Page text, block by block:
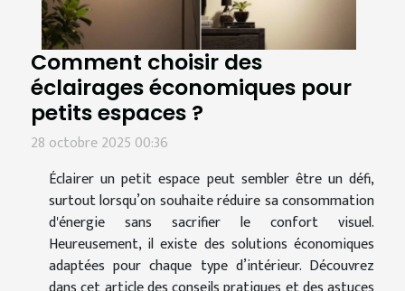
Comment choisir des
éclairages économiques pour
petits espaces ?
28 octobre 2025 00:36
Éclairer un petit espace peut sembler être un défi,
surtout lorsqu’on souhaite réduire sa consommation
d'énergie sans sacrifier le confort visuel.
Heureusement, il existe des solutions économiques
adaptées pour chaque type d’intérieur. Découvrez